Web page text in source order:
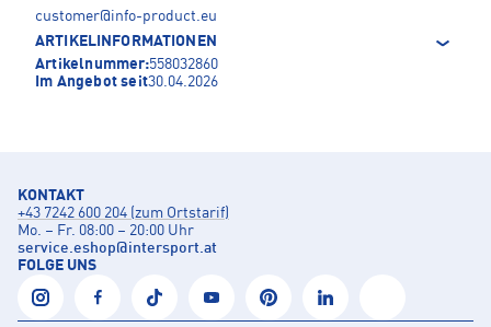
customer@info-product.eu
ARTIKELINFORMATIONEN
Artikelnummer:558032860
Im Angebot seit30.04.2026
KONTAKT
+43 7242 600 204 (zum Ortstarif)
Mo. – Fr. 08:00 – 20:00 Uhr
service.eshop@intersport.at
FOLGE UNS